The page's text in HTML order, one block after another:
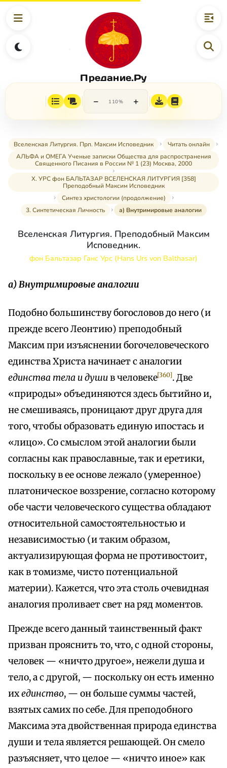
Предание.Ру
− 110% +
Вселенская Литургия. Прп. Максим Исповедник
Читать онлайн
АЛЬФА и ОМЕГА Ученые записки Общества для распространения
Священного Писания в России № 1 (23) Москва, 2000
X. УРС фон БАЛЬТАЗАР ВСЕЛЕНСКАЯ ЛИТУРГИЯ [358]
Преподобный Максим Исповедник
Синтез христологии (продолжение)
3. Синтетическая Личность
а) Внутримировые аналогии
Вселенская Литургия. Преподобный Максим
Исповедник.
фон Бальтазар Ганс Урс (Hans Urs von Balthasar)
а) Внутримировые аналогии
Подобно большинству богословов до него (и
прежде всего Леонтию) преподобный
Максим при изъяснении богочеловеческого
единства Христа начинает с аналогии
единства тела и душив человеке[360]. Две
«природы» объединяются здесь бытийно и,
не смешиваясь, проницают друг друга для
того, чтобы образовать единую ипостась и
«лицо». Со смыслом этой аналогии были
согласны как православные, так и еретики,
поскольку в ее основе лежало (умеренное)
платоническое воззрение, согласно которому
обе части человеческого существа обладают
относительной самостоятельностью и
независимостью (и таким образом,
актуализирующая форма не противостоит,
как в томизме, чисто потенциальной
материи). Кажется, что эта столь очевидная
аналогия проливает свет на ряд моментов.
Прежде всего данный таинственный факт
призван прояснить то, что, с одной стороны,
человек — «ничто другое», нежели душа и
тело, а с другой, — поскольку он есть именно
ихединство, — он больше суммы частей,
взятых самих по себе. Для преподобного
Максима эта двойственная природа единства
души и тела является решающей. Он смело
разъясняет, что целое — «ничто иное» как